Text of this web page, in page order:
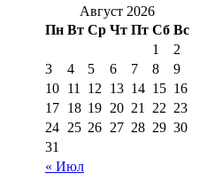
Август 2026
Пн Вт Ср Чт Пт Сб Вс
« Июл
1
2
3
4 5 6 7 8
9
10 11 12 13 14 15 16
17 18 19 20 21 22 23
24 25 26 27 28 29 30
31